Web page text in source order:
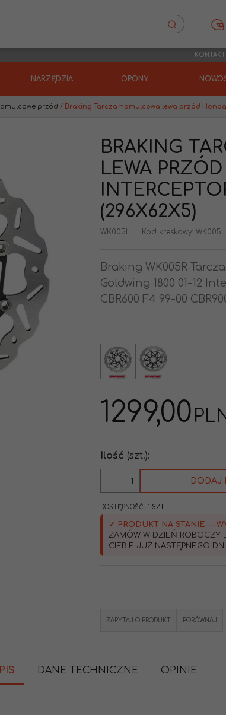
KONTAKT
NARZĘDZIA OPONY
przód / Braking Tarcza hamulcowa lewa przód Honda
BRAKING
LEWA
(296X62X5)
WK005L Kod kreskowy: WK005L
Braking WK005R
Goldwing 1800 01-12
CBR600 F4 99-00
1299,00
Ilość (szt.):
DODAJ
DOSTĘPNOŚĆ: 1 SZT.
✓ PRODUKT NA STANIE —
ZAMÓW W DZIEŃ ROBOCZY
CIEBIE JUŻ NASTĘPNEGO
ZAPYTAJ O PRODUKT PORÓWNAJ
DANE TECHNICZNE OPINIE